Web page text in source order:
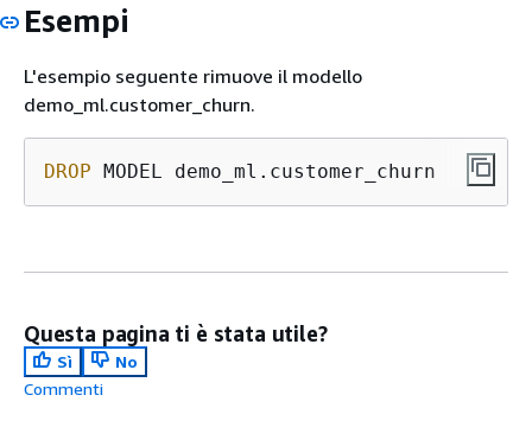
Esempi
L'esempio seguente rimuove il modello
demo_ml.customer_churn.
DROP
Questa pagina ti è stata utile?
Sì
No
Commenti